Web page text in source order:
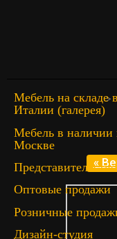
Мебель на складе
Италии (галерея)
Мебель в наличии
Москве
Представительство
Оптовые продажи
Розничные
Дизайн-студия
Главная>
«